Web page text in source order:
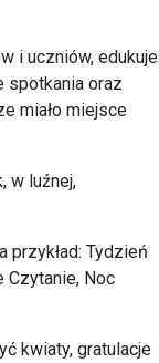
i uczniów, edukuje
spotkania oraz
miało miejsce
w luźnej,
Tydzień
Czytanie, Noc
kwiaty, gratulacje